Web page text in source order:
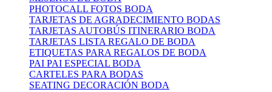
PHOTOCALL FOTOS BODA
TARJETAS DE AGRADECIMIENTO BODAS
TARJETAS AUTOBÚS ITINERARIO BODA
TARJETAS LISTA REGALO DE BODA
ETIQUETAS PARA REGALOS DE BODA
PAI PAI ESPECIAL BODA
CARTELES PARA BODAS
SEATING DECORACIÓN BODA